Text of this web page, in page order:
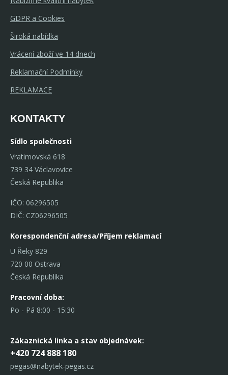
GDPR a Cookies
Široká nabídka
Vrácení zboží ve 14 dnech
Reklamační Podmínky
REKLAMACE
KONTAKTY
Sídlo společnosti
Vratimovská 618
739 34 Václavovice
Česká Republika
IČO: 06296505
DIČ: CZ06296505
Korespondenční adresa/Příjem reklamací
U Řeky 829
720 00 Ostrava
Česká Republika
Pracovní doba:
Po - Pá 8:00 - 15:30
Zákaznická linka a stav objednávek:
+420 724 888 180
pegas@nabytek-pegas.cz